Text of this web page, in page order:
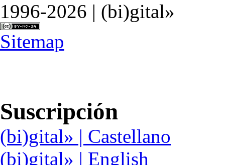
1996-2026 | (bi)gital»
Sitemap
Suscripción
(bi)gital» | Castellano
(bi)gital» | English